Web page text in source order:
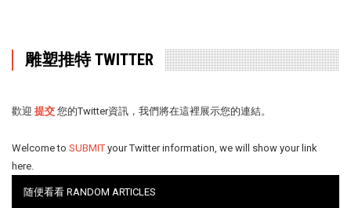
雕塑推特 TWITTER
歡迎 提交 您的Twitter資訊，我們將在這裡展示您的連結。
Welcome to SUBMIT your Twitter information, we will show your link
here.
随便看看 RANDOM ARTICLES